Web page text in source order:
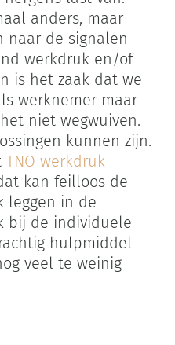
anders, maar
naar de signalen
werkdruk en/of
is het zaak dat we
werknemer maar
niet wegwuiven.
kunnen zijn.
TNO werkdruk
kan feilloos de
leggen in de
bij de individuele
hulpmiddel
veel te weinig